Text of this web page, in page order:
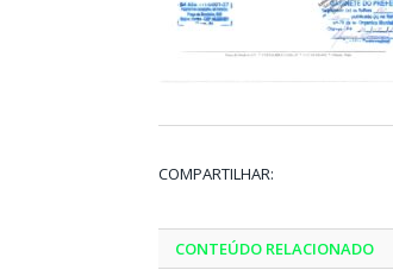
COMPARTILHAR:
CONTEÚDO RELACIONADO